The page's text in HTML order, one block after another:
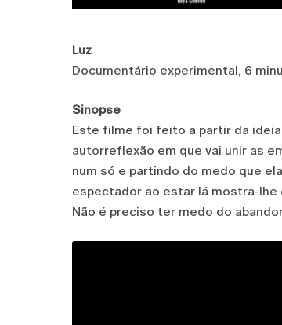
Luz
Documentário experimental, 6
Sinopse
Este filme foi feito a partir da
autorreflexão em que vai unir as
num só e partindo do medo que
espectador ao estar lá mostra-lhe
Não é preciso ter medo do